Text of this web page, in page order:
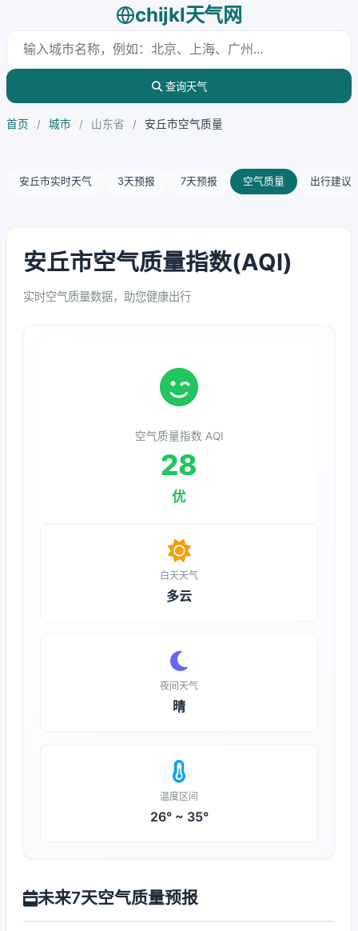
chijkl天气网
查询天气
首页 / 城市 / 山东省 / 安丘市空气质量
安丘市实时天气 3天预报 7天预报 空气质量 出行建议
安丘市空气质量指数(AQI)
实时空气质量数据，助您健康出行
空气质量指数 AQI
28
优
白天天气
多云
夜间天气
晴
温度区间
26° ~ 35°
未来7天空气质量预报